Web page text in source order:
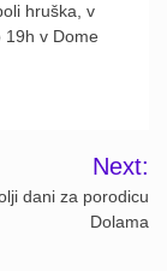
hruška, v
19h v Dome
Next:
dani za porodicu
Dolama